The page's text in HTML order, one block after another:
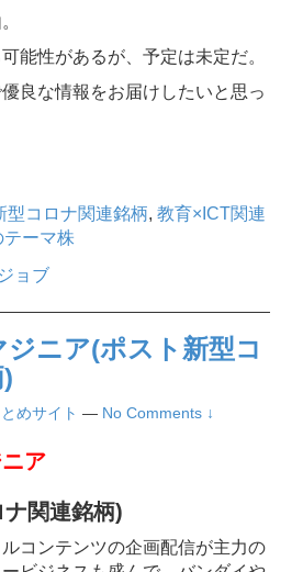
能性があるが、予定は未定だ。
良な情報をお届けしたいと思っ
型コロナ関連銘柄, 教育×ICT関連
テーマ株
ョブ
ジニア(ポスト新型コ
めサイト — No Comments ↓
ニア
関連銘柄)
コンテンツの企画配信が主力の